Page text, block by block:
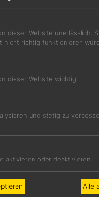
kalter Rauch, dunkler
€
dieser Website unerlässlich.
nicht richtig funktionieren
dieser Website wichtig.
und stetig zu
aktivieren oder deaktivieren.
Alle